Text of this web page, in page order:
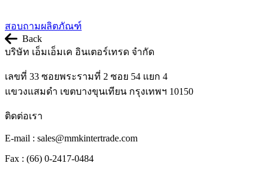
สอบถามผลิตภัณฑ์
Back
บริษัท เอ็มเอ็มเค อินเตอร์เทรด จำกัด
เลขที่ 33 ซอยพระรามที่ 2 ซอย 54 แยก 4
แขวงแสมดำ เขตบางขุนเทียน กรุงเทพฯ 10150
ติดต่อเรา
E-mail : sales@mmkintertrade.com
Fax : (66) 0-2417-0484